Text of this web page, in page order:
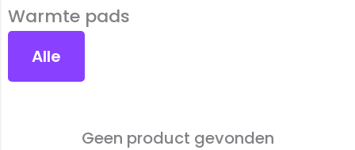
Speciaal verzoek? We maken graag een offerte die
Warmte pads
Alle
Geen product gevonden